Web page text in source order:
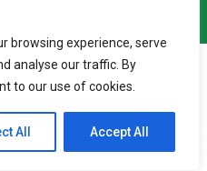
browsing experience, serve
analyse our traffic. By
to our use of cookies.
All Accept All